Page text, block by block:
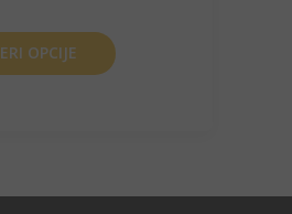
OPCIJE